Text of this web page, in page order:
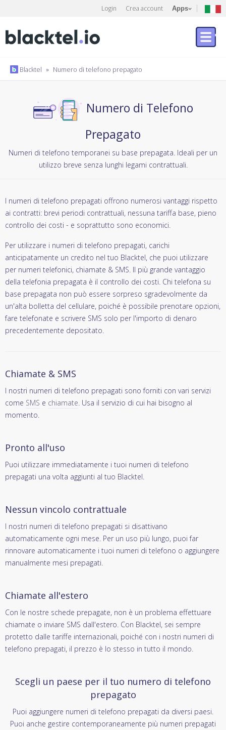
Login Crea account Apps
Blacktel » Numero di telefono prepagato
Numero di Telefono
Prepagato
Numeri di telefono temporanei su base prepagata. Ideali per un
utilizzo breve senza lunghi legami contrattuali.
I numeri di telefono prepagati offrono numerosi vantaggi rispetto
ai contratti: brevi periodi contrattuali, nessuna tariffa base, pieno
controllo dei costi - e soprattutto sono economici.
Per utilizzare i numeri di telefono prepagati, carichi
anticipatamente un credito nel tuo Blacktel, che puoi utilizzare
per numeri telefonici, chiamate & SMS. Il più grande vantaggio
della telefonia prepagata è il controllo dei costi. Chi telefona su
base prepagata non può essere sorpreso sgradevolmente da
un'alta bolletta del cellulare, poiché è possibile prenotare opzioni,
fare telefonate e scrivere SMS solo per l'importo di denaro
precedentemente depositato.
Chiamate & SMS
I nostri numeri di telefono prepagati sono forniti con vari servizi
come SMS e chiamate. Usa il servizio di cui hai bisogno al
momento.
Pronto all'uso
Puoi utilizzare immediatamente i tuoi numeri di telefono
prepagati una volta aggiunti al tuo Blacktel.
Nessun vincolo contrattuale
I nostri numeri di telefono prepagati si disattivano
automaticamente ogni mese. Per un uso più lungo, puoi far
rinnovare automaticamente i tuoi numeri di telefono o aggiungere
manualmente mesi prepagati.
Chiamate all'estero
Con le nostre schede prepagate, non è un problema effettuare
chiamate o inviare SMS dall'estero. Con Blacktel, sei sempre
protetto dalle tariffe internazionali, poiché con i nostri numeri di
telefono prepagati, il prezzo è lo stesso in tutto il mondo.
Scegli un paese per il tuo numero di telefono
prepagato
Puoi aggiungere numeri di telefono prepagati da diversi paesi.
Puoi anche gestire contemporaneamente più numeri prepagati